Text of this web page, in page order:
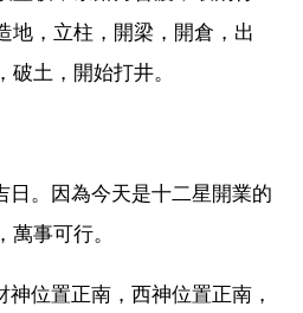
地，立柱，開梁，開倉，出
土，開始打井。
。因為今天是十二星開業的
事可行。
位置正南，西神位置正南，